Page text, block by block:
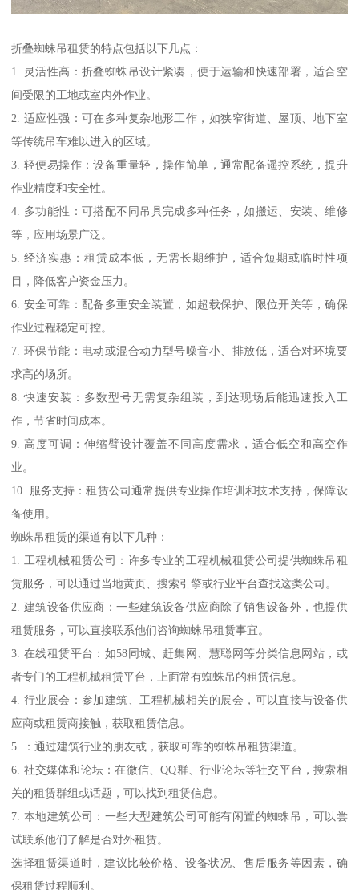
折叠蜘蛛吊租赁的特点包括以下几点：
1. 灵活性高：折叠蜘蛛吊设计紧凑，便于运输和快速部署，适合空
间受限的工地或室内外作业。
2. 适应性强：可在多种复杂地形工作，如狭窄街道、屋顶、地下室
等传统吊车难以进入的区域。
3. 轻便易操作：设备重量轻，操作简单，通常配备遥控系统，提升
作业精度和安全性。
4. 多功能性：可搭配不同吊具完成多种任务，如搬运、安装、维修
等，应用场景广泛。
5. 经济实惠：租赁成本低，无需长期维护，适合短期或临时性项
目，降低客户资金压力。
6. 安全可靠：配备多重安全装置，如超载保护、限位开关等，确保
作业过程稳定可控。
7. 环保节能：电动或混合动力型号噪音小、排放低，适合对环境要
求高的场所。
8. 快速安装：多数型号无需复杂组装，到达现场后能迅速投入工
作，节省时间成本。
9. 高度可调：伸缩臂设计覆盖不同高度需求，适合低空和高空作
业。
10. 服务支持：租赁公司通常提供专业操作培训和技术支持，保障设
备使用。
蜘蛛吊租赁的渠道有以下几种：
1. 工程机械租赁公司：许多专业的工程机械租赁公司提供蜘蛛吊租
赁服务，可以通过当地黄页、搜索引擎或行业平台查找这类公司。
2. 建筑设备供应商：一些建筑设备供应商除了销售设备外，也提供
租赁服务，可以直接联系他们咨询蜘蛛吊租赁事宜。
3. 在线租赁平台：如58同城、赶集网、慧聪网等分类信息网站，或
者专门的工程机械租赁平台，上面常有蜘蛛吊的租赁信息。
4. 行业展会：参加建筑、工程机械相关的展会，可以直接与设备供
应商或租赁商接触，获取租赁信息。
5. ：通过建筑行业的朋友或，获取可靠的蜘蛛吊租赁渠道。
6. 社交媒体和论坛：在微信、QQ群、行业论坛等社交平台，搜索相
关的租赁群组或话题，可以找到租赁信息。
7. 本地建筑公司：一些大型建筑公司可能有闲置的蜘蛛吊，可以尝
试联系他们了解是否对外租赁。
选择租赁渠道时，建议比较价格、设备状况、售后服务等因素，确
保租赁过程顺利。